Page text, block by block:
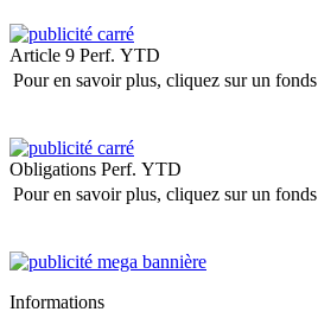
Article 9 Perf. YTD
Pour en savoir plus, cliquez sur un fonds
Obligations Perf. YTD
Pour en savoir plus, cliquez sur un fonds
Informations